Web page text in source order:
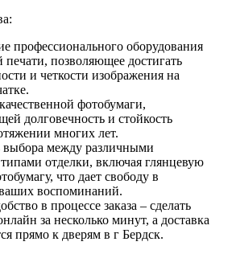
профессионального оборудования
печати, позволяющее достигать
и четкости изображения на
фотобумаги,
долговечность и стойкость
многих лет.
между различными
отделки, включая глянцевую
что дает свободу в
воспоминаний.
в процессе заказа – сделать
за несколько минут, а доставка
прямо к дверям в г Бердск.